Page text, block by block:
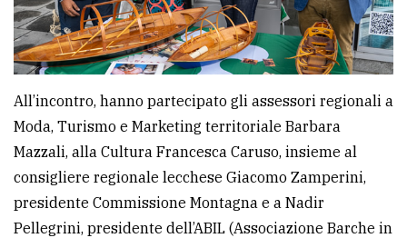
Privacy
policy
Cookie
policy
All’incontro, hanno partecipato gli assessori regionali a
Moda, Turismo e Marketing territoriale Barbara
Mazzali, alla Cultura Francesca Caruso, insieme al
consigliere regionale lecchese Giacomo Zamperini,
presidente Commissione Montagna e a Nadir
Pellegrini, presidente dell’ABIL (Associazione Barche in